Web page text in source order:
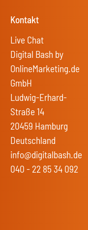
Kontakt
Live Chat
Digital Bash by
OnlineMarketing.de
GmbH
Ludwig-Erhard-
Straße 14
20459 Hamburg
Deutschland
info@digitalbash.de
040 - 22 85 34 092